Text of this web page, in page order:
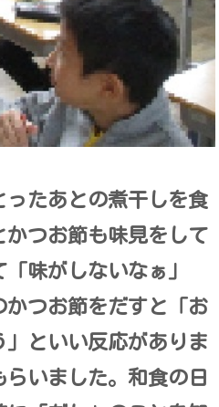
ったあとの煮干しを食
つお節も味見をして
味がしないなぁ」
かつお節をだすと「お
といい反応がありま
いました。和食の日